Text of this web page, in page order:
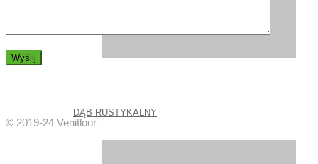
DĄB RUSTYKALNY
© 2019-24 Venifloor